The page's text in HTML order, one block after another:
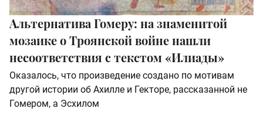
Альтернатива Гомеру: на знаменитой
мозаике о Троянской войне нашли
несоответствия с текстом «Илиады»
Оказалось, что произведение создано по мотивам
другой истории об Ахилле и Гекторе, рассказанной не
Гомером, а Эсхилом